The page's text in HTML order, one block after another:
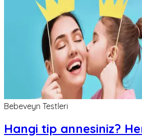
Bebeveyn Testleri
Hangi tip annesiniz?